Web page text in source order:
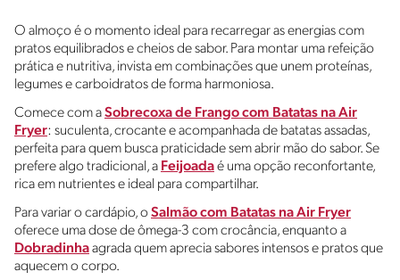
O almoço é o momento ideal para recarregar as energias com
pratos equilibrados e cheios de sabor. Para montar uma refeição
prática e nutritiva, invista em combinações que unem proteínas,
legumes e carboidratos de forma harmoniosa.
Comece com aSobrecoxa de Frango com Batatas na Air
Fryer: suculenta, crocante e acompanhada de batatas assadas,
perfeita para quem busca praticidade sem abrir mão do sabor. Se
prefere algo tradicional, a Feijoadaé uma opção reconfortante,
rica em nutrientes e ideal para compartilhar.
Para variar o cardápio, oSalmão com Batatas na Air Fryer
oferece uma dose de ômega-3 com crocância, enquanto a
Dobradinhaagrada quem aprecia sabores intensos e pratos que
aquecem o corpo.